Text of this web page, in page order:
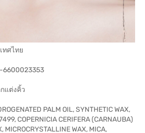
ทศไทย
6600023353
แต่งคิ้ว
PALM OIL, SYNTHETIC WAX,
COPERNICIA CERIFERA (CARNAUBA)
MICROCRYSTALLINE WAX, MICA,